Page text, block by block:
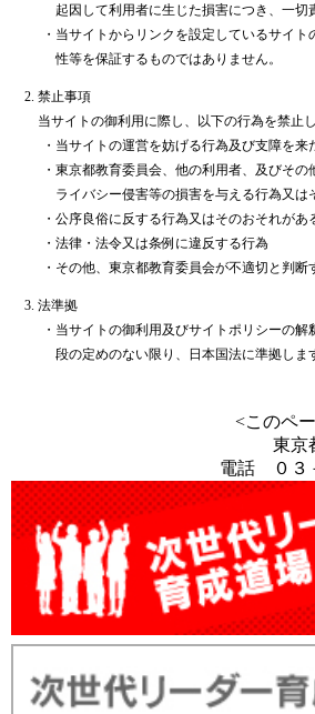
起因して利用者に生じた損害につき、一切
・ 当サイトからリンクを設定しているサイト
性等を保証するものではありません。
禁止事項
当サイトの御利用に際し、以下の行為を禁止し
・ 当サイトの運営を妨げる行為及び支障を来
・ 東京都教育委員会、他の利用者、及びその
ライバシー侵害等の損害を与える行為又は
・ 公序良俗に反する行為又はそのおそれがあ
・ 法律・法令又は条例に違反する行為
・ その他、東京都教育委員会が不適切と判断
法準拠
・ 当サイトの御利用及びサイトポリシーの解
段の定めのない限り、日本国法に準拠しま
<このペ
東京
電話 ０３